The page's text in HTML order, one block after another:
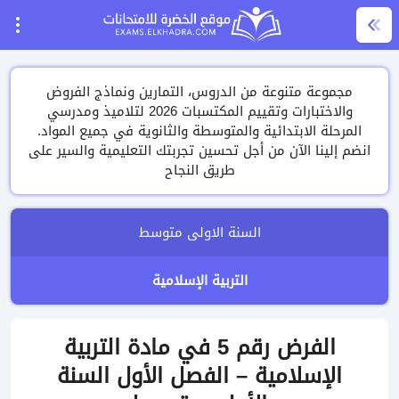
مجموعة متنوعة من الدروس، التمارين ونماذج الفروض
والاختبارات وتقييم المكتسبات 2026 لتلاميذ ومدرسي
المرحلة الابتدائية والمتوسطة والثانوية في جميع المواد.
انضم إلينا الآن من أجل تحسين تجربتك التعليمية والسير على
طريق النجاح
السنة الاولى متوسط
التربية الإسلامية
الفرض رقم 5 في مادة التربية
الإسلامية – الفصل الأول السنة